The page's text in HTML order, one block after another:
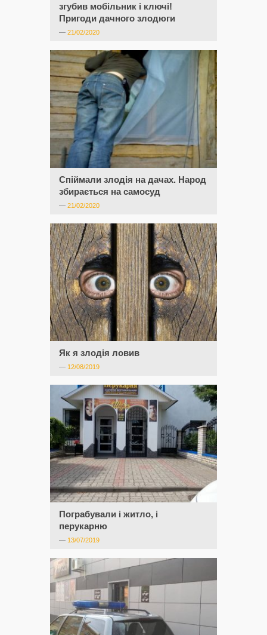
згубив мобільник і ключі!
Пригоди дачного злодюги
— 21/02/2020
Спіймали злодія на дачах. Народ
збирається на самосуд
— 21/02/2020
Як я злодія ловив
— 12/08/2019
Пограбували і житло, і
перукарню
— 13/07/2019